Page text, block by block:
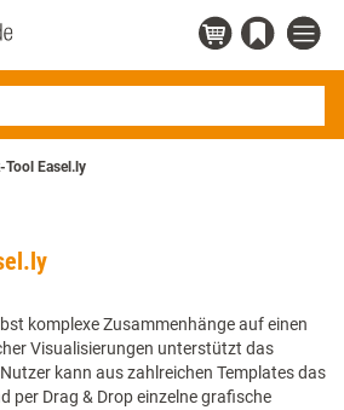
Tool Easel.ly
komplexe Zusammenhänge auf einen
Visualisierungen unterstützt das
kann aus zahlreichen Templates das
per Drag & Drop einzelne grafische